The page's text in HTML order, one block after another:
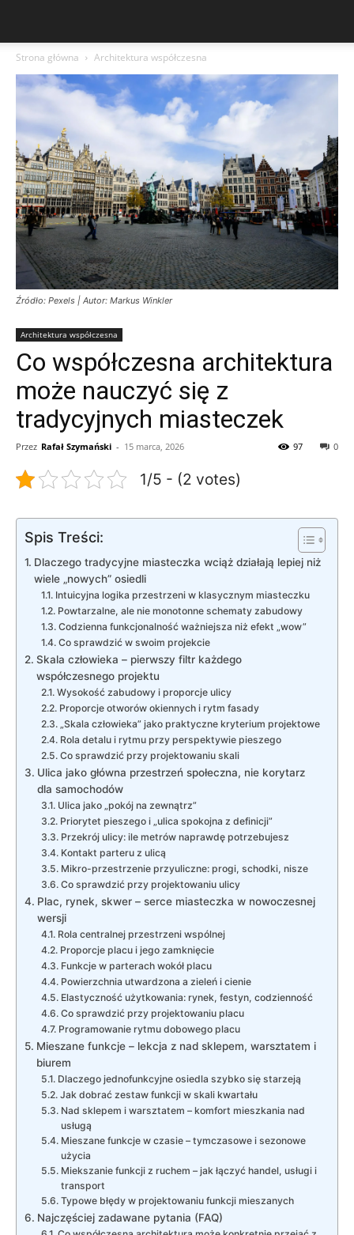
Strona główna Architektura współczesna
Źródło: Pexels | Autor: Markus Winkler
Architektura współczesna
Co współczesna architektura
może nauczyć się z
tradycyjnych miasteczek
Przez Rafał Szymański - 15 marca, 2026 0
97
1/5 - (2 votes)
Spis Treści:
Dlaczego tradycyjne miasteczka wciąż działają lepiej niż
wiele „nowych” osiedli
Intuicyjna logika przestrzeni w klasycznym miasteczku
Powtarzalne, ale nie monotonne schematy zabudowy
Codzienna funkcjonalność ważniejsza niż efekt „wow”
Co sprawdzić w swoim projekcie
Skala człowieka – pierwszy filtr każdego
współczesnego projektu
Wysokość zabudowy i proporcje ulicy
Proporcje otworów okiennych i rytm fasady
„Skala człowieka” jako praktyczne kryterium projektowe
Rola detalu i rytmu przy perspektywie pieszego
Co sprawdzić przy projektowaniu skali
Ulica jako główna przestrzeń społeczna, nie korytarz
dla samochodów
Ulica jako „pokój na zewnątrz”
Priorytet pieszego i „ulica spokojna z definicji”
Przekrój ulicy: ile metrów naprawdę potrzebujesz
Kontakt parteru z ulicą
Mikro-przestrzenie przyuliczne: progi, schodki, nisze
Co sprawdzić przy projektowaniu ulicy
Plac, rynek, skwer – serce miasteczka w nowoczesnej
wersji
Rola centralnej przestrzeni wspólnej
Proporcje placu i jego zamknięcie
Funkcje w parterach wokół placu
Powierzchnia utwardzona a zieleń i cienie
Elastyczność użytkowania: rynek, festyn, codzienność
Co sprawdzić przy projektowaniu placu
Programowanie rytmu dobowego placu
Mieszane funkcje – lekcja z nad sklepem, warsztatem i
biurem
Dlaczego jednofunkcyjne osiedla szybko się starzeją
Jak dobrać zestaw funkcji w skali kwartału
Nad sklepem i warsztatem – komfort mieszkania nad
usługą
Mieszane funkcje w czasie – tymczasowe i sezonowe
użycia
Miekszanie funkcji z ruchem – jak łączyć handel, usługi i
transport
Typowe błędy w projektowaniu funkcji mieszanych
Najczęściej zadawane pytania (FAQ)